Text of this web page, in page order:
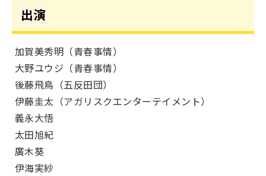
出演
加賀美秀明（青春事情）
大野ユウジ（青春事情）
後藤飛鳥（五反田団）
伊藤圭太（アガリスクエンターテイメント）
義永大悟
太田旭紀
廣木葵
伊海実紗